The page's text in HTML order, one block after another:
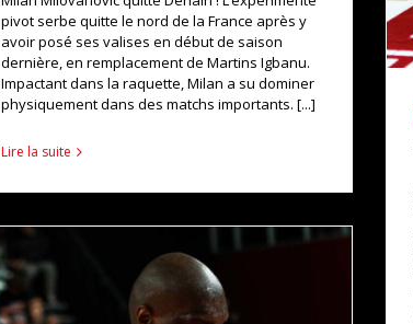
pivot serbe quitte le nord de la France après y
avoir posé ses valises en début de saison
dernière, en remplacement de Martins Igbanu.
Impactant dans la raquette, Milan a su dominer
physiquement dans des matchs importants. [...]
Lire la suite